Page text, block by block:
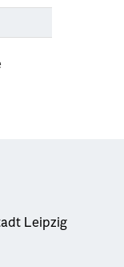
Leipzig